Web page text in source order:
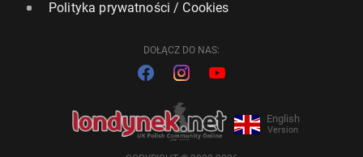
Polityka prywatności / Cookies
DOŁĄCZ DO NAS:
English
Version